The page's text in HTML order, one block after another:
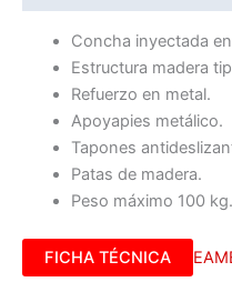
Concha inyectada
Estructura madera
Refuerzo en metal.
Apoyapies metálico.
Tapones
Patas de madera.
Peso máximo 100 kg.
FICHA TÉCNICA